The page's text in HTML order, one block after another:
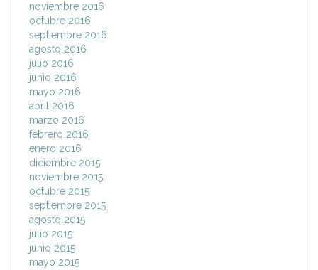
noviembre 2016
octubre 2016
septiembre 2016
agosto 2016
julio 2016
junio 2016
mayo 2016
abril 2016
marzo 2016
febrero 2016
enero 2016
diciembre 2015
noviembre 2015
octubre 2015
septiembre 2015
agosto 2015
julio 2015
junio 2015
mayo 2015